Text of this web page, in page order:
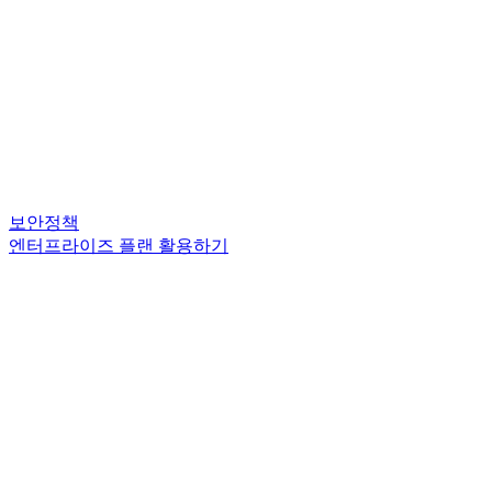
보안정책
엔터프라이즈 플랜 활용하기